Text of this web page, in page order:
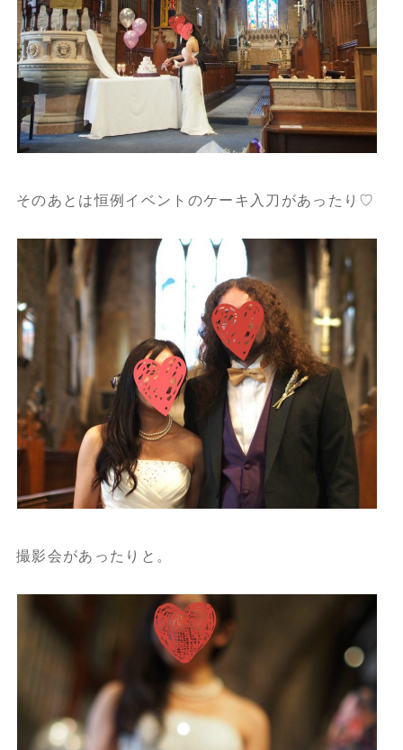
そのあとは恒例イベントのケーキ入刀があったり♡
撮影会があったりと。